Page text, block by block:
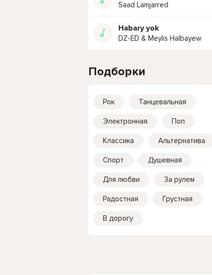
Saad Lamjarred
Habary yok
DZ-ED & Meylis Halbayew
Подборки
Рок Танцевальная
Электронная Поп
Классика Альтернатива
Спорт Душевная
Для любви За рулем
Радостная Грустная
В дорогу